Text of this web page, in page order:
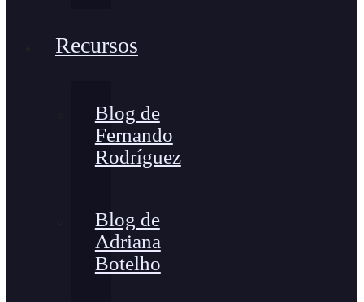
Recursos
Blog de
Fernando
Rodríguez
Blog de
Adriana
Botelho